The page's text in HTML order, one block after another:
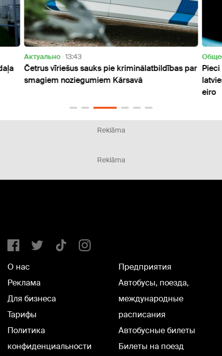
Актуально 13:43
Četrus vīriešus sauks pie kriminālatbildības par
smagiem noziegumiem Kārsavā
Pieci
eiro
Reklāma
Reklāma
О нас
Реклама
Для бизнеса
Тарифы
Политика
конфиденциальности
Предприятия
Автобусы, поезда,
международные
расписания
Автобусные билеты
Билеты на поезд